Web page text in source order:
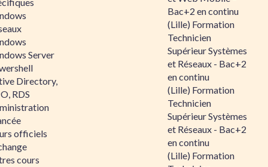
Server
Directory,
RDS
officiels
cours
Bac+2 en continu
(Lille) Formation
Technicien
Supérieur Systèmes
et Réseaux - Bac+2
en continu
(Lille) Formation
Technicien
Supérieur Systèmes
et Réseaux - Bac+2
en continu
(Lille) Formation